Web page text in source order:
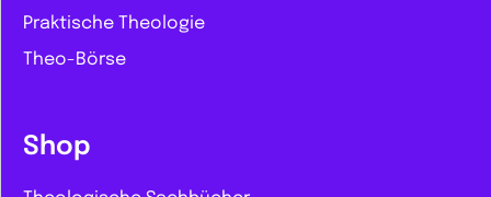
Praktische Theologie
Theo-Börse
Shop